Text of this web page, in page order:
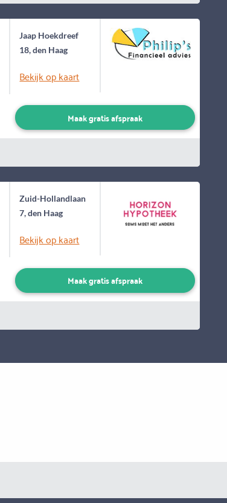
Jaap Hoekdreef
18, den Haag
Bekijk op kaart
Maak gratis afspraak
Zuid-Hollandlaan
7, den Haag
Bekijk op kaart
Maak gratis afspraak